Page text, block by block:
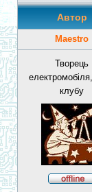
Автор
Maestro
Творець
клубу